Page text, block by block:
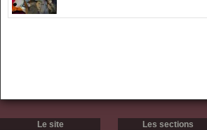
Le site
Les sections